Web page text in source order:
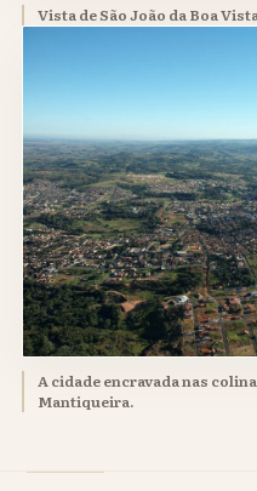
Vista de São João da Boa
A cidade encravada nas
Mantiqueira.